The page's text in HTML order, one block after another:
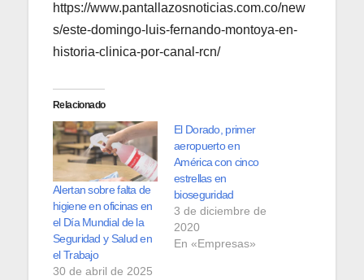
https://www.pantallazosnoticias.com.co/new
s/este-domingo-luis-fernando-montoya-en-
historia-clinica-por-canal-rcn/
Relacionado
Alertan sobre falta de
higiene en oficinas en
el Día Mundial de la
Seguridad y Salud en
el Trabajo
30 de abril de 2025
El Dorado, primer
aeropuerto en
América con cinco
estrellas en
bioseguridad
3 de diciembre de
2020
En «Empresas»